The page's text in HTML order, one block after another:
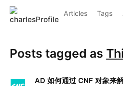
Articles Tags
Posts tagged as
AD 如何通过 CNF 对象来